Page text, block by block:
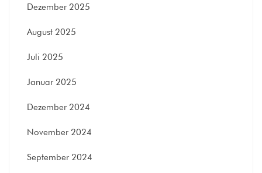
Dezember 2025
August 2025
Juli 2025
Januar 2025
Dezember 2024
November 2024
September 2024